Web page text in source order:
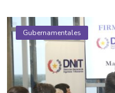
Gubernamentales